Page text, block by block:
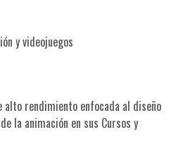
alto rendimiento enfocada al diseño
la animación en sus Cursos y